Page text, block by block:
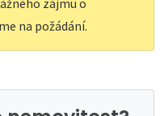
na požádání.